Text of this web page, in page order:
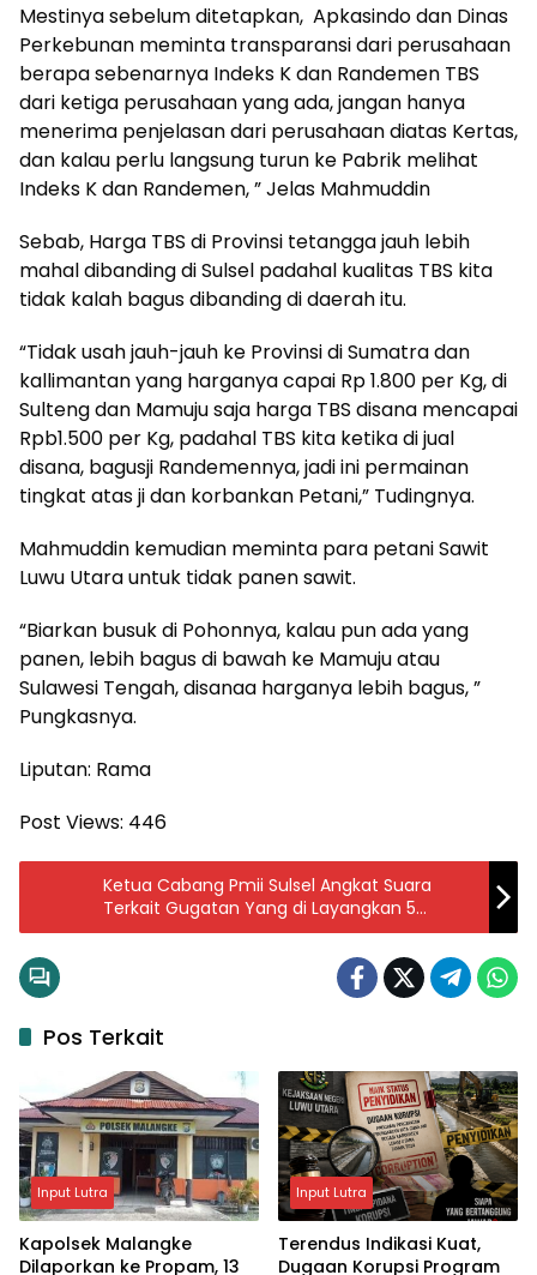
Mestinya sebelum ditetapkan, Apkasindo dan Dinas
Perkebunan meminta transparansi dari perusahaan
berapa sebenarnya Indeks K dan Randemen TBS
dari ketiga perusahaan yang ada, jangan hanya
menerima penjelasan dari perusahaan diatas Kertas,
dan kalau perlu langsung turun ke Pabrik melihat
Indeks K dan Randemen, ” Jelas Mahmuddin
Sebab, Harga TBS di Provinsi tetangga jauh lebih
mahal dibanding di Sulsel padahal kualitas TBS kita
tidak kalah bagus dibanding di daerah itu.
“Tidak usah jauh-jauh ke Provinsi di Sumatra dan
kallimantan yang harganya capai Rp 1.800 per Kg, di
Sulteng dan Mamuju saja harga TBS disana mencapai
Rpb1.500 per Kg, padahal TBS kita ketika di jual
disana, bagusji Randemennya, jadi ini permainan
tingkat atas ji dan korbankan Petani,” Tudingnya.
Mahmuddin kemudian meminta para petani Sawit
Luwu Utara untuk tidak panen sawit.
“Biarkan busuk di Pohonnya, kalau pun ada yang
panen, lebih bagus di bawah ke Mamuju atau
Sulawesi Tengah, disanaa harganya lebih bagus, ”
Pungkasnya.
Liputan: Rama
Post Views: 446
Ketua Cabang Pmii Sulsel Angkat Suara
Terkait Gugatan Yang di Layangkan 5
Cabang ke PN Makassar
Pos Terkait
Input Lutra
Kapolsek Malangke
Dilaporkan ke Propam, 13
Input Lutra
Terendus Indikasi Kuat,
Dugaan Korupsi Program